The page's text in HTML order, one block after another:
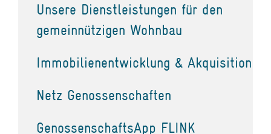
Unsere Dienstleistungen für den
gemeinnützigen Wohnbau
Immobilienentwicklung & Akquisition
Netz Genossenschaften
GenossenschaftsApp FLINK